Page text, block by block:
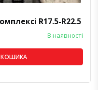
R17.5-R22.5
В наявності